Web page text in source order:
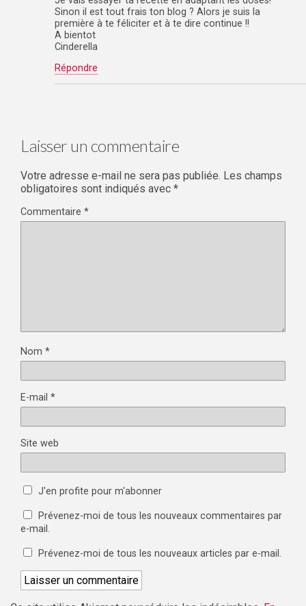
Sinon il est tout frais ton blog ? Alors je suis la
première à te féliciter et à te dire continue !!
A bientot
Cinderella
Répondre
Laisser un commentaire
Votre adresse e-mail ne sera pas publiée. Les champs
obligatoires sont indiqués avec *
Commentaire *
Nom *
E-mail *
Site web
J'en profite pour m'abonner
Prévenez-moi de tous les nouveaux commentaires par
e-mail.
Prévenez-moi de tous les nouveaux articles par e-mail.